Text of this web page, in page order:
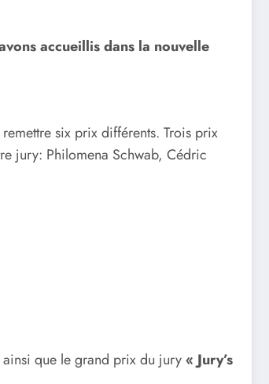
accueillis dans la nouvelle
six prix différents. Trois prix
jury: Philomena Schwab, Cédric
que le grand prix du jury« Jury’s